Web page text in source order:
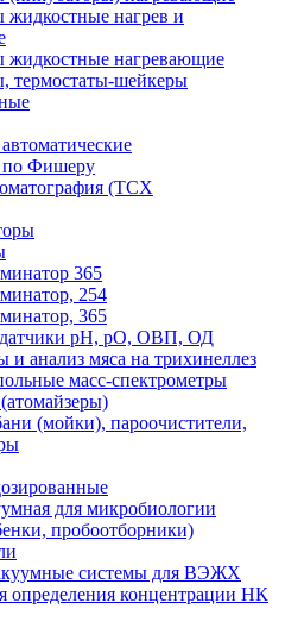
жидкостные нагрев и
жидкостные нагревающие
термостаты-шейкеры
по Фишеру
(ТСХ
365
254
365
датчики рН, рО, ОВП, ОД
и анализ мяса на трихинеллез
масс-спектрометры
(мойки), пароочистители,
для микробиологии
пробоотборники)
системы для ВЭЖХ
определения концентрации НК